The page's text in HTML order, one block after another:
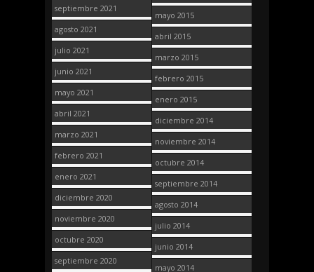
septiembre 2021
agosto 2021
julio 2021
junio 2021
mayo 2021
abril 2021
marzo 2021
febrero 2021
enero 2021
diciembre 2020
noviembre 2020
octubre 2020
septiembre 2020
mayo 2015
abril 2015
marzo 2015
febrero 2015
enero 2015
diciembre 2014
noviembre 2014
octubre 2014
septiembre 2014
agosto 2014
julio 2014
junio 2014
mayo 2014